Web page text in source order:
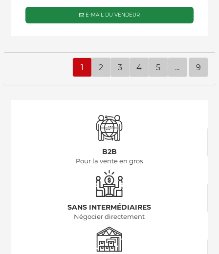
E-MAIL DU VENDEUR
1 2 3 4 5 ... 9
B2B
Pour la vente en gros
SANS INTERMÉDIAIRES
Négocier directement